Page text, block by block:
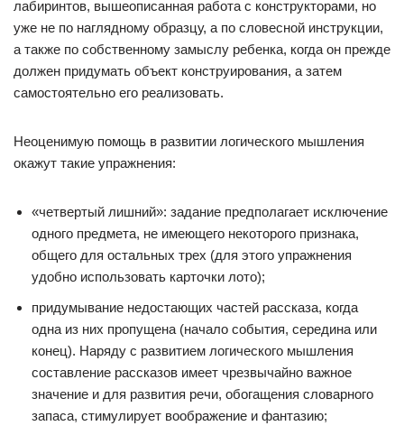
лабиринтов, вышеописанная работа с конструкторами, но
уже не по наглядному образцу, а по словесной инструкции,
а также по собственному замыслу ребенка, когда он прежде
должен придумать объект конструирования, а затем
самостоятельно его реализовать.
Неоценимую помощь в развитии логического мышления
окажут такие упражнения:
«четвертый лишний»: задание предполагает исключение
одного предмета, не имеющего некоторого признака,
общего для остальных трех (для этого упражнения
удобно использовать карточки лото);
придумывание недостающих частей рассказа, когда
одна из них пропущена (начало события, середина или
конец). Наряду с развитием логического мышления
составление рассказов имеет чрезвычайно важное
значение и для развития речи, обогащения словарного
запаса, стимулирует воображение и фантазию;